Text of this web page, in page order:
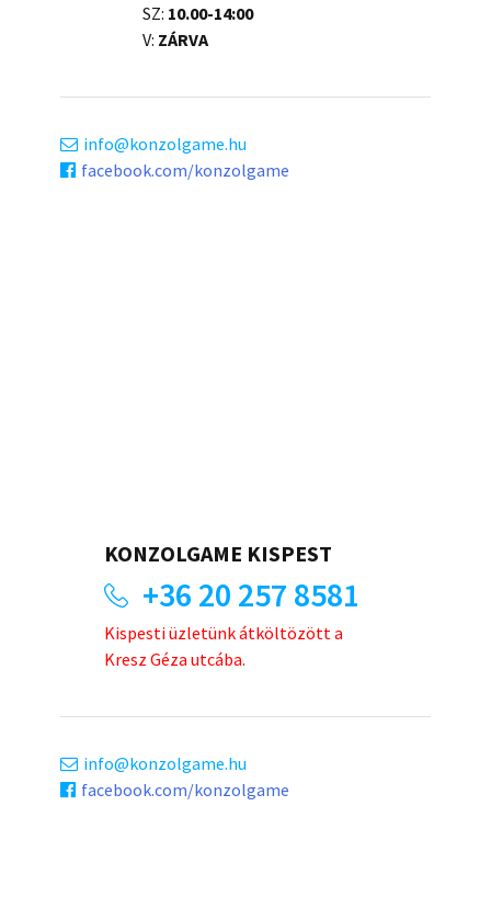
SZ: 10.00-14:00
V: ZÁRVA
info
konzolgame.hu
facebook.com/konzolgame
KONZOLGAME KISPEST
+36 20 257 8581
Kispesti üzletünk átköltözött a
Kresz Géza utcába.
info
konzolgame.hu
facebook.com/konzolgame